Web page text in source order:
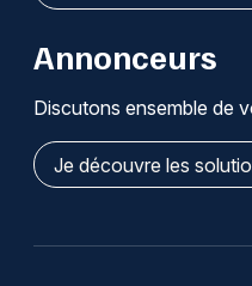
Annonceurs
Discutons ensemble de
Je découvre les